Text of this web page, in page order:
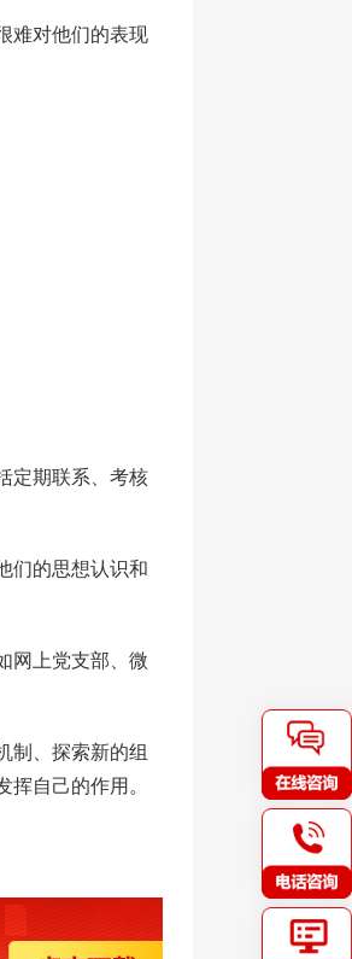
难对他们的表现
定期联系、考核
们的思想认识和
网上党支部、微
制、探索新的组
自己的作用。